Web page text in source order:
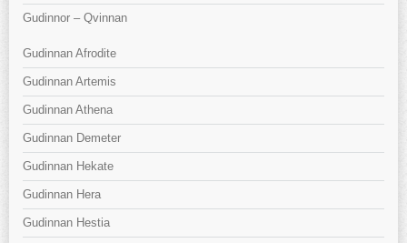
Gudinnor – Qvinnan
Gudinnan Afrodite
Gudinnan Artemis
Gudinnan Athena
Gudinnan Demeter
Gudinnan Hekate
Gudinnan Hera
Gudinnan Hestia